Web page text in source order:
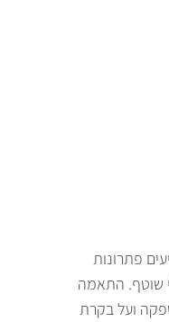
פתרונות
שוטף. התאמה
ועל בקרת